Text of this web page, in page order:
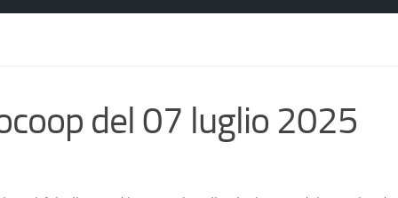
del 07 luglio 2025